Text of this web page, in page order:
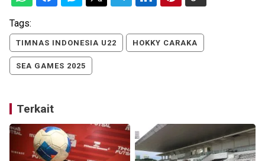
Tags:
TIMNAS INDONESIA U22 HOKKY CARAKA
SEA GAMES 2025
Terkait